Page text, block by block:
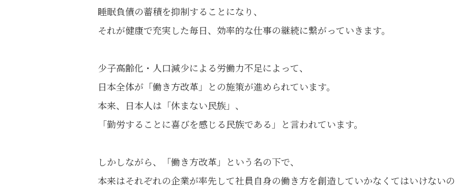
睡眠負債の蓄積を抑制することになり、
それが健康で充実した毎日、効率的な仕事の継続に繋がっていきます。
少子高齢化・人口減少による労働力不足によって、
日本全体が「働き方改革」との施策が進められています。
本来、日本人は「休まない民族」、
「勤労することに喜びを感じる民族である」と言われています。
しかしながら、「働き方改革」という名の下で、
本来はそれぞれの企業が率先して社員自身の働き方を創造していかなくてはいけない